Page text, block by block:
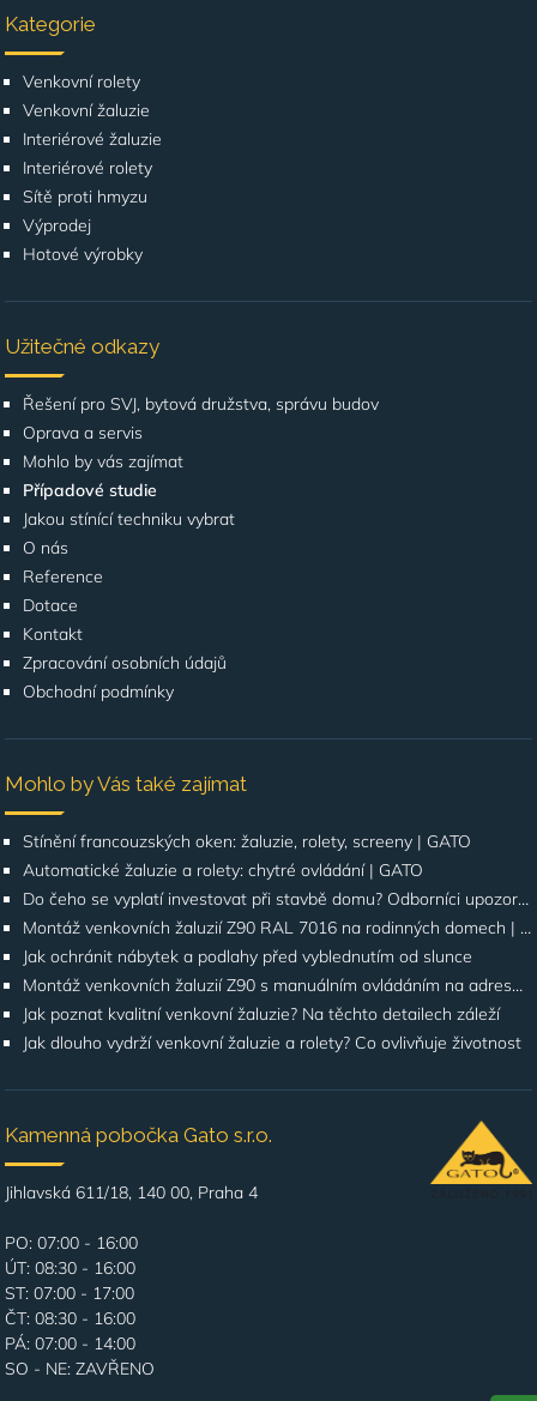
Kategorie
Venkovní rolety
Venkovní žaluzie
Interiérové žaluzie
Interiérové rolety
Sítě proti hmyzu
Výprodej
Hotové výrobky
Užitečné odkazy
Řešení pro SVJ, bytová družstva, správu budov
Oprava a servis
Mohlo by vás zajímat
Případové studie
Jakou stínící techniku vybrat
O nás
Reference
Dotace
Kontakt
Zpracování osobních údajů
Obchodní podmínky
Mohlo by Vás také zajímat
Stínění francouzských oken: žaluzie, rolety, screeny | GATO
Automatické žaluzie a rolety: chytré ovládání | GATO
Do čeho se vyplatí investovat při stavbě domu? Odborníci upozorňují na stínění oken
Montáž venkovních žaluzií Z90 RAL 7016 na rodinných domech | Případová studie
Jak ochránit nábytek a podlahy před vyblednutím od slunce
Montáž venkovních žaluzií Z90 s manuálním ovládáním na adrese Štúrova, Praha 4
Jak poznat kvalitní venkovní žaluzie? Na těchto detailech záleží
Jak dlouho vydrží venkovní žaluzie a rolety? Co ovlivňuje životnost
Kamenná pobočka Gato s.r.o.
Jihlavská 611/18, 140 00, Praha 4
PO: 07:00 - 16:00
ÚT: 08:30 - 16:00
ST: 07:00 - 17:00
ČT: 08:30 - 16:00
PÁ: 07:00 - 14:00
SO - NE: ZAVŘENO